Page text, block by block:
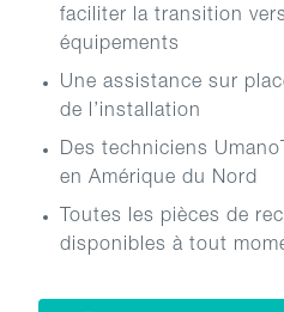
faciliter la transition
équipements
Une assistance sur
de l’installation
Des techniciens
en Amérique du Nord
Toutes les pièces de
disponibles à tout